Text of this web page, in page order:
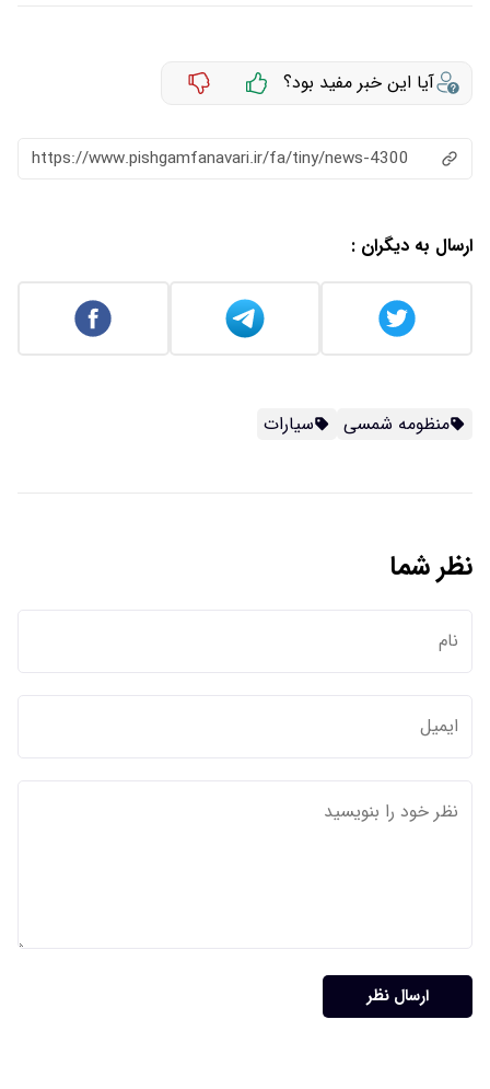
آیا این خبر مفید بود؟
https://www.pishgamfanavari.ir/fa/tiny/news-4300
ارسال به دیگران :
منظومه شمسی سیارات
نظر شما
ارسال نظر